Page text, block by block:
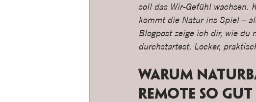
soll das Wir-Gefühl wachsen.
kommt die Natur ins Spiel –
Blogpost zeige ich dir, wie
durchstartest. Locker,
Warum
remote so